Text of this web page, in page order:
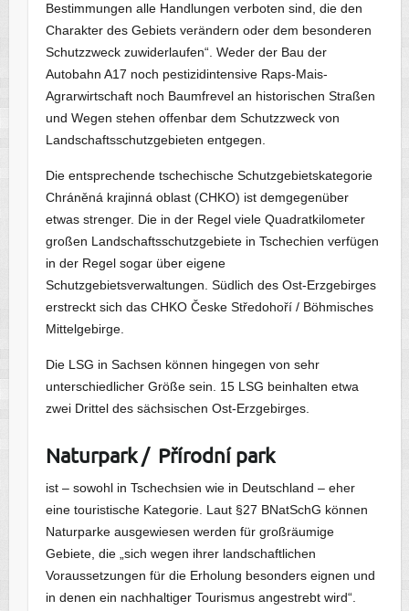
Bestimmungen alle Handlungen verboten sind, die den
Charakter des Gebiets verändern oder dem besonderen
Schutzzweck zuwiderlaufen“. Weder der Bau der
Autobahn A17 noch pestizidintensive Raps-Mais-
Agrarwirtschaft noch Baumfrevel an historischen Straßen
und Wegen stehen offenbar dem Schutzzweck von
Landschaftsschutzgebieten entgegen.
Die entsprechende tschechische Schutzgebietskategorie
Chráněná krajinná oblast (CHKO) ist demgegenüber
etwas strenger. Die in der Regel viele Quadratkilometer
großen Landschaftsschutzgebiete in Tschechien verfügen
in der Regel sogar über eigene
Schutzgebietsverwaltungen. Südlich des Ost-Erzgebirges
erstreckt sich das CHKO Česke Středohoří / Böhmisches
Mittelgebirge.
Die LSG in Sachsen können hingegen von sehr
unterschiedlicher Größe sein. 15 LSG beinhalten etwa
zwei Drittel des sächsischen Ost-Erzgebirges.
Naturpark / Přírodní park
ist – sowohl in Tschechsien wie in Deutschland – eher
eine touristische Kategorie. Laut §27 BNatSchG können
Naturparke ausgewiesen werden für großräumige
Gebiete, die „sich wegen ihrer landschaftlichen
Voraussetzungen für die Erholung besonders eignen und
in denen ein nachhaltiger Tourismus angestrebt wird“.